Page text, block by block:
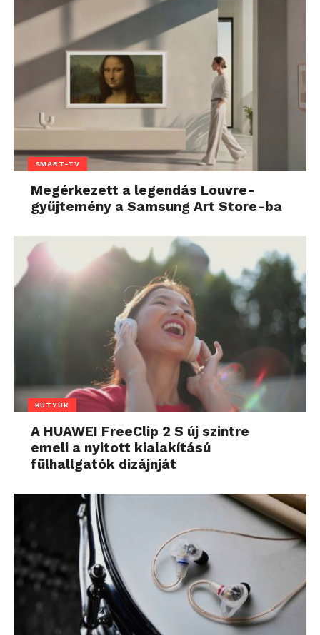
SMART-TV
Megérkezett a legendás Louvre-
gyűjtemény a Samsung Art Store-ba
KÜTYÜK
A HUAWEI FreeClip 2 S új szintre
emeli a nyitott kialakítású
fülhallgatók dizájnját